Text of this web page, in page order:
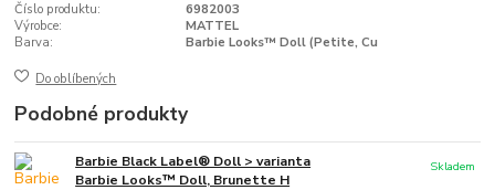
Číslo produktu:
6982003
Výrobce:
MATTEL
Barva:
Barbie Looks™ Doll (Petite, Cu
Do oblíbených
Podobné produkty
Barbie Black Label® Doll > varianta
Barbie Looks™ Doll, Brunette H
Skladem